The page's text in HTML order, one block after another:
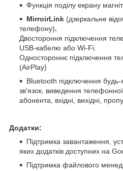
Функція поділу екрану
MirroirLink (дзеркальне
телефону).
Двостороння підключення
USB-кабелю або Wi-Fi.
Одностороннє підключення
(AirPlay)
Bluetooth підключення
зв'язок, виведення телефонної
абонента, вхідні, вихідні,
Додатки:
Підтримка завантаження,
яких додатків доступних на
Підтримка файлового